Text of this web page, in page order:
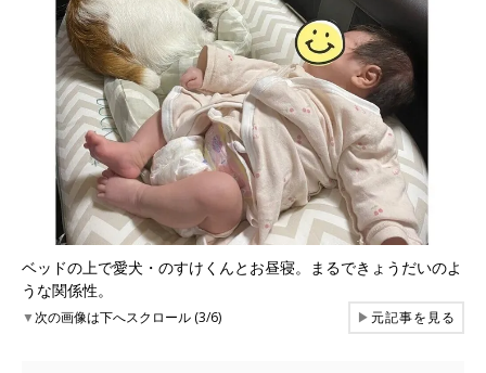
ベッドの上で愛犬・のすけくんとお昼寝。まるできょうだいのよ
うな関係性。
▼次の画像は下へスクロール (3/6) ▶元記事を見る